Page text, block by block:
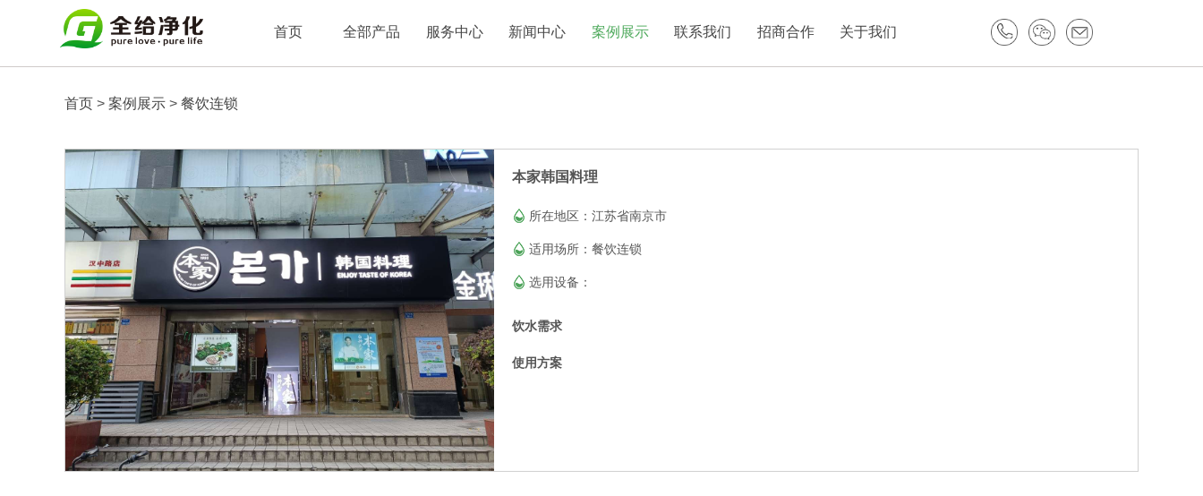
首页 全部产品 服务中心 新闻中心 案例展示 联系我们 招商合作 关于我们
首页 > 案例展示 > 餐饮连锁
本家韩国料理
所在地区：江苏省南京市
适用场所：餐饮连锁
选用设备：
饮水需求
使用方案